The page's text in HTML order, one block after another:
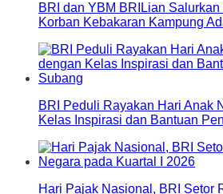
BRI dan YBM BRILian
Korban Kebakaran Kampung
BRI Peduli Rayakan Hari Anak
Kelas Inspirasi dan Bantuan
Hari Pajak Nasional, BRI Setor